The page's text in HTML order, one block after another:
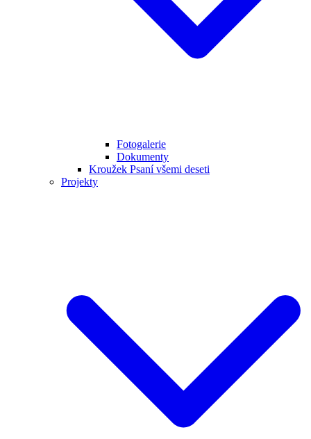
Fotogalerie
Dokumenty
Kroužek Psaní všemi deseti
Projekty